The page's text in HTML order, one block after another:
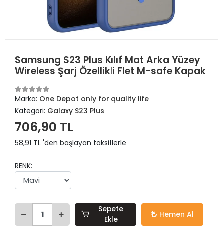
Samsung S23 Plus Kılıf Mat Arka Yüzey
Wireless Şarj Özellikli Flet M-safe Kapak
Marka: One Depot only for quality life
Kategori: Galaxy S23 Plus
706,90 TL
58,91 TL 'den başlayan taksitlerle
RENK:
Sepete
Ekle
Hemen Al